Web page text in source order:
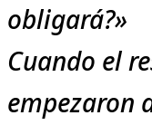
obligará?»
Cuando el
empezaron